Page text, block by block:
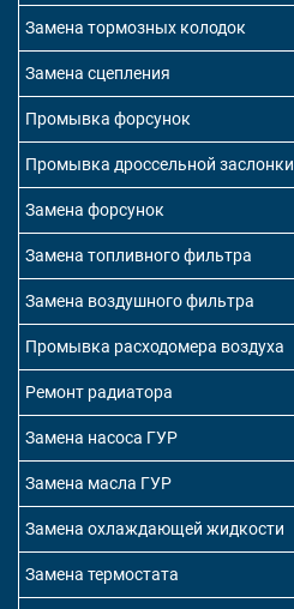
Замена тормозных колодок
Замена сцепления
Промывка форсунок
Промывка дроссельной заслонки
Замена форсунок
Замена топливного фильтра
Замена воздушного фильтра
Промывка расходомера воздуха
Ремонт радиатора
Замена насоса ГУР
Замена масла ГУР
Замена охлаждающей жидкости
Замена термостата